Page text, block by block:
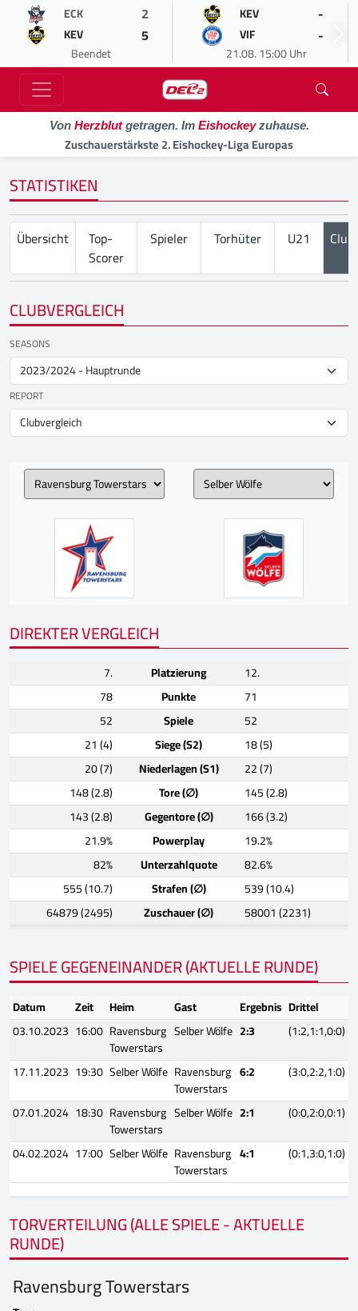
ECK 2
KEV 5
Beendet
KEV -
VIF -
21.08. 15:00 Uhr
Von Herzblutgetragen. Im Eishockeyzuhause.
Zuschauerstärkste 2. Eishockey-Liga Europas
STATISTIKEN
Übersicht
Top-
Scorer
Spieler Torhüter U21
CLUBVERGLEICH
SEASONS
REPORT
DIREKTER VERGLEICH
7. Platzierung
12.
78
Punkte
71
52
Spiele
52
21 (4)
Siege (S2)
18 (5)
20 (7)
Niederlagen (S1)
22 (7)
148 (2.8)
Tore (∅)
145 (2.8)
143 (2.8)
Gegentore (∅)
166 (3.2)
21.9%
Powerplay
19.2%
82%
Unterzahlquote
82.6%
555 (10.7)
Strafen (∅)
539 (10.4)
64879 (2495)
Zuschauer (∅) 58001 (2231)
SPIELE GEGENEINANDER (AKTUELLE RUNDE)
Datum Zeit Heim Gast Ergebnis Drittel
03.10.2023 16:00 Ravensburg
Towerstars
Selber Wölfe 2:3
(1:2,1:1,0:0)
17.11.2023 19:30 Selber Wölfe Ravensburg
Towerstars
6:2
(3:0,2:2,1:0)
07.01.2024 18:30 Ravensburg
Towerstars
Selber Wölfe 2:1
(0:0,2:0,0:1)
04.02.2024 17:00 Selber Wölfe Ravensburg
Towerstars
4:1 (0:1,3:0,1:0)
TORVERTEILUNG (ALLE SPIELE - AKTUELLE
RUNDE)
Ravensburg Towerstars